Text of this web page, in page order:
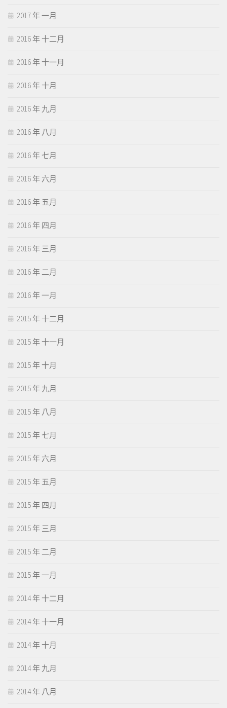
2017 年 一月
2016 年 十二月
2016 年 十一月
2016 年 十月
2016 年 九月
2016 年 八月
2016 年 七月
2016 年 六月
2016 年 五月
2016 年 四月
2016 年 三月
2016 年 二月
2016 年 一月
2015 年 十二月
2015 年 十一月
2015 年 十月
2015 年 九月
2015 年 八月
2015 年 七月
2015 年 六月
2015 年 五月
2015 年 四月
2015 年 三月
2015 年 二月
2015 年 一月
2014 年 十二月
2014 年 十一月
2014 年 十月
2014 年 九月
2014 年 八月